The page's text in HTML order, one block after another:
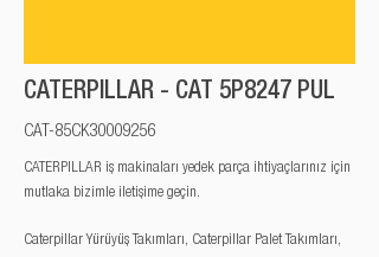
CATERPILLAR - CAT 5P8247 PUL
CAT-85CK30009256
CATERPILLAR iş makinaları yedek parça ihtiyaçlarınız için
mutlaka bizimle iletişime geçin.
Caterpillar Yürüyüş Takımları, Caterpillar Palet Takımları,